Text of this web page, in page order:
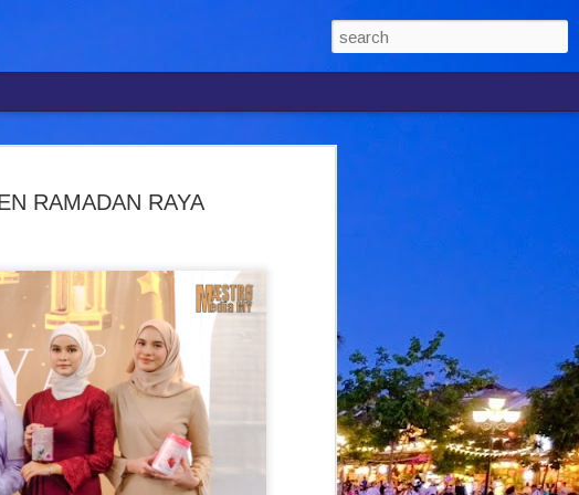
RAMADAN RAYA
SEMULA
DUA TAHUN
4 Ogos – Selepas hampir dua tahun tidak
karya baharu, penyanyi Syafiq Farhain akhirnya
industri muzik tempatan menerusi single
Cerita Luka, sekali gus membuka lembaran
seninya.
MVM Music Sdn. Bhd. itu dilancarkan secara rasmi
majlis yang turut dihadiri Pengarah Pemasaran
Ariel Pua.